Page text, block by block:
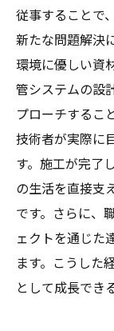
従事することで
新たな問題解決
環境に優しい資
管システムの設
プローチするこ
技術者が実際に
す。施工が完了
の生活を直接支
です。さらに、
ェクトを通じた
ます。こうした
として成長でき